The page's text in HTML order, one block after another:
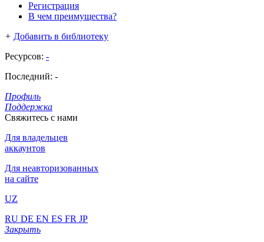
Регистрация
В чем преимущества?
+ Добавить в библиотеку
Ресурсов: -
Последний: -
Профиль
Поддержка
Свяжитесь с нами
Для владельцев
аккаунтов
Для неавторизованных
на сайте
UZ
RU DE EN ES FR JP
Закрыть